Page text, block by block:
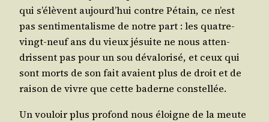
qui s’é­lèvent aujourd’­hui contre Pétain, ce n’est
pas sen­ti­men­ta­lisme de notre part : les quatre-
vingt-neuf ans du vieux jésuite ne nous atten­
drissent pas pour un sou déva­lo­ri­sé, et ceux qui
sont morts de son fait avaient plus de droit et de
rai­son de vivre que cette baderne constellée.
Un vou­loir plus pro­fond nous éloigne de la meute